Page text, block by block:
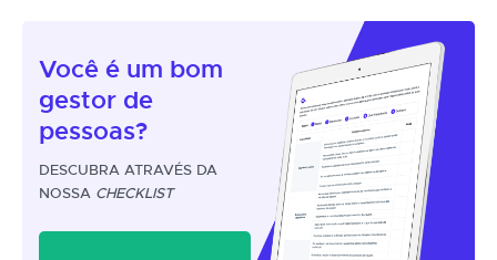
Você é um bom
gestor de
pessoas?
DESCUBRA ATRAVÉS DA
NOSSA CHECKLIST